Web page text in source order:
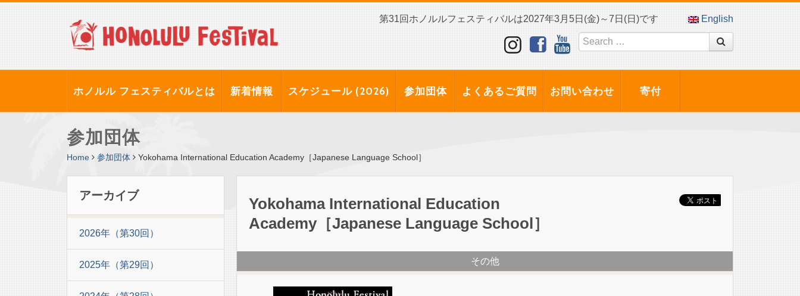
第31回ホノルルフェスティバルは2027年3月5日(金)～7日(日)です English
ホノルル フェスティバルとは 新着情報 スケジュール (2026) 参加団体 よくあるご質問 お問い合わせ 寄付
参加団体
Home 参加団体 Yokohama International Education Academy［Japanese Language School］
アーカイブ
2026年（第30回）
2025年（第29回）
Yokohama International Education
Academy［Japanese Language School］
その他